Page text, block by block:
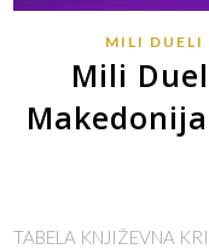
MILI DUELI
Mili
TABELA KNJIŽEVNA